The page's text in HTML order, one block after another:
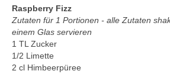
Raspberry Fizz
Zutaten für 1 Portionen - alle Zutaten
einem Glas servieren
1 TL Zucker
1/2 Limette
2 cl Himbeerpüree